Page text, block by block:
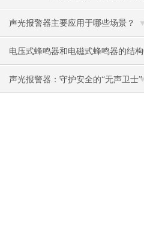
效率的智能报警设备
声光报警器主要应用于哪些场景？
电压式蜂鸣器和电磁式蜂鸣器的结构
原理有什么不同
声光报警器：守护安全的“无声卫士”